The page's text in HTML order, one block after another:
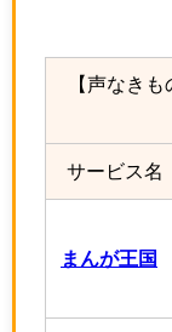
【声なき
サービス名
まんが王国